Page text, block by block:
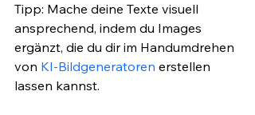
Tipp: Mache deine Texte visuell
ansprechend, indem du Images
ergänzt, die du dir im Handumdrehen
von KI-Bildgeneratoren erstellen
lassen kannst.